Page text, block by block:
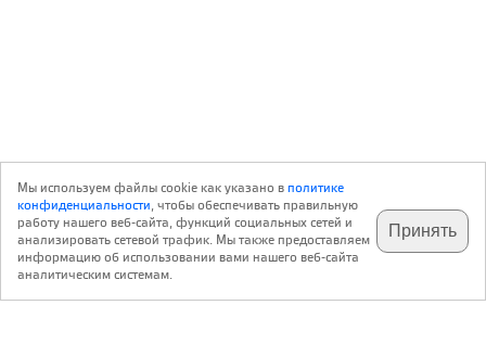
подпишитесь на наш
телеграм @archi_ru
✕
с 20 июля 1999 г.
Мы используем файлы cookie как указано вполитике
конфиденциальности, чтобы обеспечивать правильную
работу нашего веб-сайта, функций социальных сетей и
анализировать сетевой трафик. Мы также предоставляем
информацию об использовании вами нашего веб-сайта
аналитическим системам.
Принять